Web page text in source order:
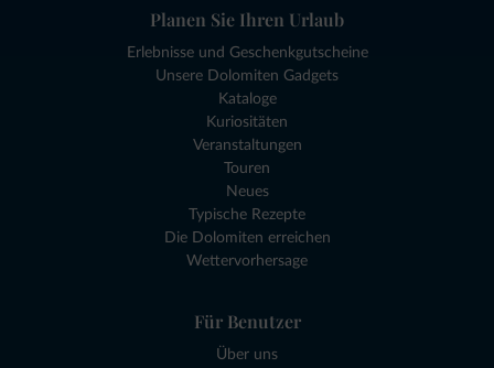
Planen Sie Ihren Urlaub
Erlebnisse und Geschenkgutscheine
Unsere Dolomiten Gadgets
Kataloge
Kuriositäten
Veranstaltungen
Touren
Neues
Typische Rezepte
Die Dolomiten erreichen
Wettervorhersage
Für Benutzer
Über uns